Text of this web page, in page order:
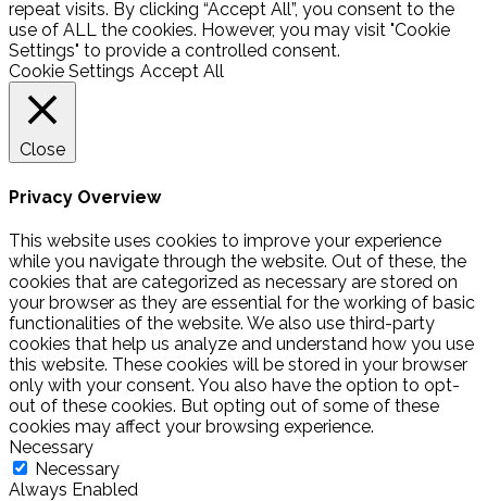
repeat visits. By clicking “Accept All”, you consent to the
use of ALL the cookies. However, you may visit "Cookie
Settings" to provide a controlled consent.
Cookie Settings Accept All
Close
Privacy Overview
This website uses cookies to improve your experience
while you navigate through the website. Out of these, the
cookies that are categorized as necessary are stored on
your browser as they are essential for the working of basic
functionalities of the website. We also use third-party
cookies that help us analyze and understand how you use
this website. These cookies will be stored in your browser
only with your consent. You also have the option to opt-
out of these cookies. But opting out of some of these
cookies may affect your browsing experience.
Necessary
Necessary
Always Enabled